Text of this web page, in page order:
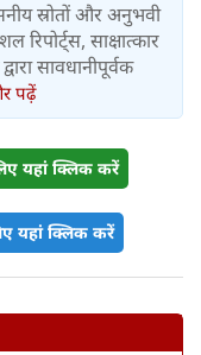
स्रोतों और अनुभवी
रिपोर्ट्स, साक्षात्कार
सावधानीपूर्वक
पढ़ें
यहां क्लिक करें
यहां क्लिक करें